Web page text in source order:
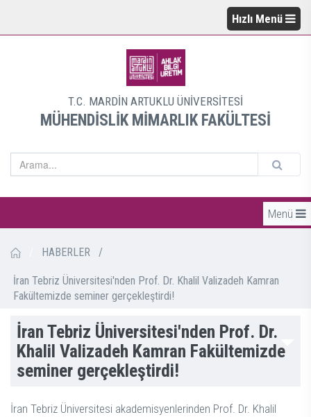
Hızlı Menü
T.C. MARDİN ARTUKLU ÜNİVERSİTESİ
MÜHENDİSLİK MİMARLIK FAKÜLTESİ
Menü
HABERLER /
İran Tebriz Üniversitesi'nden Prof. Dr. Khalil Valizadeh Kamran
Fakültemizde seminer gerçekleştirdi!
İran Tebriz Üniversitesi'nden Prof. Dr.
Khalil Valizadeh Kamran Fakültemizde
seminer gerçekleştirdi!
İran Tebriz Üniversitesi akademisyenlerinden Prof. Dr. Khalil